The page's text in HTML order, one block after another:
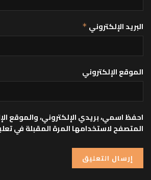
البريد الإلكتروني*
الموقع الإلكتروني
احفظ اسمي، بريدي الإلكتروني، والموقع
المتصفح لاستخدامها المرة المقبلة في